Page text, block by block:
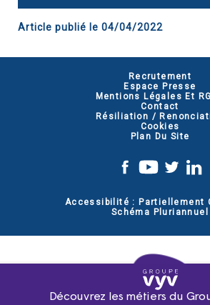
Article publié le 04/04/2022
Recrutement
Espace Presse
Mentions Légales Et
Contact
Résiliation /
Cookies
Plan Du Site
Accessibilité : Partiellement
Schéma Pluriannuel
Découvrez les métiers du